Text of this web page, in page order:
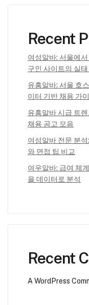
Recent
여성알바: 서울에
구인 사이트의 실태
유흥알바: 서울 호
이터 기반 채용 가
유흥알바 시급 트
채용 공고 모음
여성알바 전문 분
와 면접 팁 비교
여우알바: 급여 체
을 데이터로 분석
Recent
A WordPress